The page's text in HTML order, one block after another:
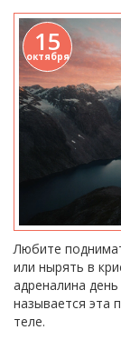
15
октября
Любите
или нырять в
адреналина
называется эта
теле.